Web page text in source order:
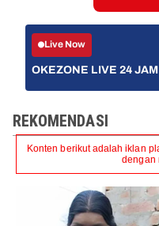
Live Now
OKEZONE LIVE 24 JAM